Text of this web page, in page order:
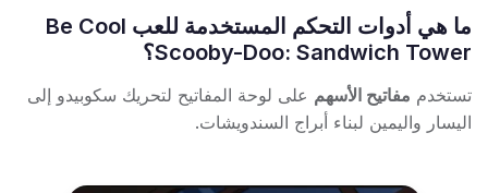
ما هي أدوات التحكم المستخدمة للعب Be Cool
Scooby-Doo: Sandwich Tower؟
تستخدم مفاتيح الأسهم على لوحة المفاتيح لتحريك سكوبيدو إلى
اليسار واليمين لبناء أبراج السندويشات.